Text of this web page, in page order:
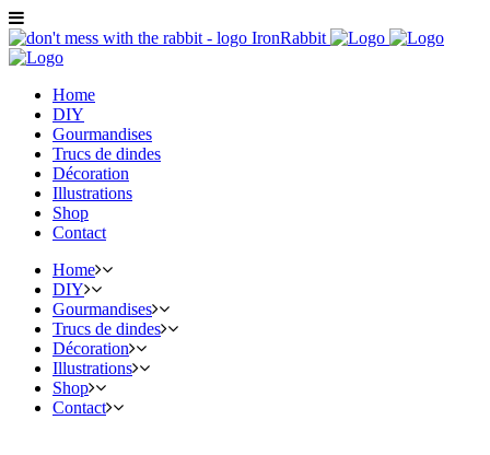
Home
DIY
Gourmandises
Trucs de dindes
Décoration
Illustrations
Shop
Contact
Home
DIY
Gourmandises
Trucs de dindes
Décoration
Illustrations
Shop
Contact